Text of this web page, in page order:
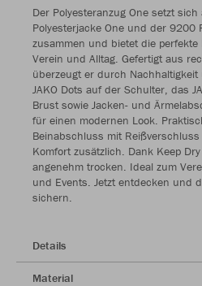
Der Polyesteranzug One setzt
Polyesterjacke One und der 9200
zusammen und bietet die
Verein und Alltag. Gefertigt aus
überzeugt er durch
JAKO Dots auf der Schulter, das
Brust sowie Jacken- und
für einen modernen Look.
Beinabschluss mit
Komfort zusätzlich. Dank Keep
angenehm trocken. Ideal zum
und Events. Jetzt entdecken und
sichern.
Details
Material